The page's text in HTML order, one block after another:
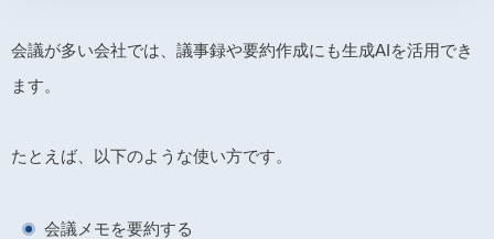
会議が多い会社では、議事録や要約作成にも生成AIを活用でき
ます。
たとえば、以下のような使い方です。
会議メモを要約する